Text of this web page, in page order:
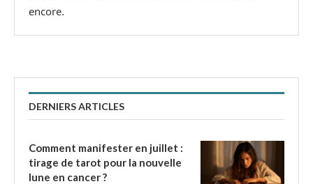
encore.
DERNIERS ARTICLES
Comment manifester en juillet :
tirage de tarot pour la nouvelle
lune en cancer ?